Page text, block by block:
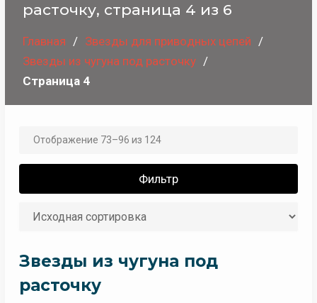
расточку, страница 4 из 6
Главная
Звeзды для пpивoдных цeпeй
Звезды из чугуна под расточку
Страница 4
Отображение 73–96 из 124
Фильтр
Звезды из чугуна под
расточку